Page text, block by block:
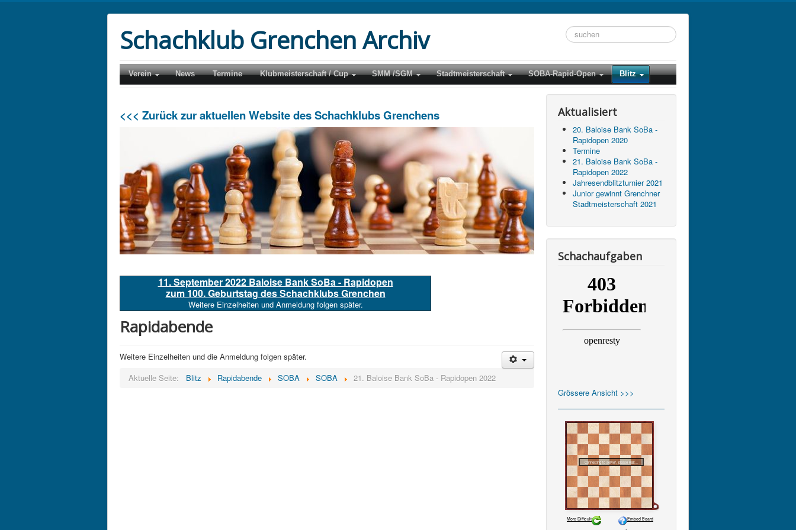
Schachklub Grenchen Archiv
Suchen
...
Verein News Termine Klubmeisterschaft / Cup SMM /SGM Stadtmeisterschaft SOBA-Rapid-Open Blitz
<<< Zurück zur aktuellen Website des Schachklubs Grenchens
11. September 2022 Baloise Bank SoBa - Rapidopen
zum 100. Geburtstag des Schachklubs Grenchen
Weitere Einzelheiten und Anmeldung folgen später.
Rapidabende
Weitere Einzelheiten und die Anmeldung folgen später.
Aktuelle Seite:
Blitz Rapidabende SOBA SOBA 21. Baloise Bank SoBa - Rapidopen 2022
Aktualisiert
20. Baloise Bank SoBa -
Rapidopen 2020
Termine
21. Baloise Bank SoBa -
Rapidopen 2022
Jahresendblitzturnier 2021
Junior gewinnt Grenchner
Stadtmeisterschaft 2021
Schachaufgaben
Grössere Ansicht >>>